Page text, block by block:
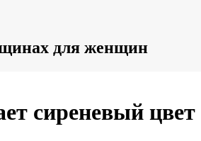
для женщин
сиреневый